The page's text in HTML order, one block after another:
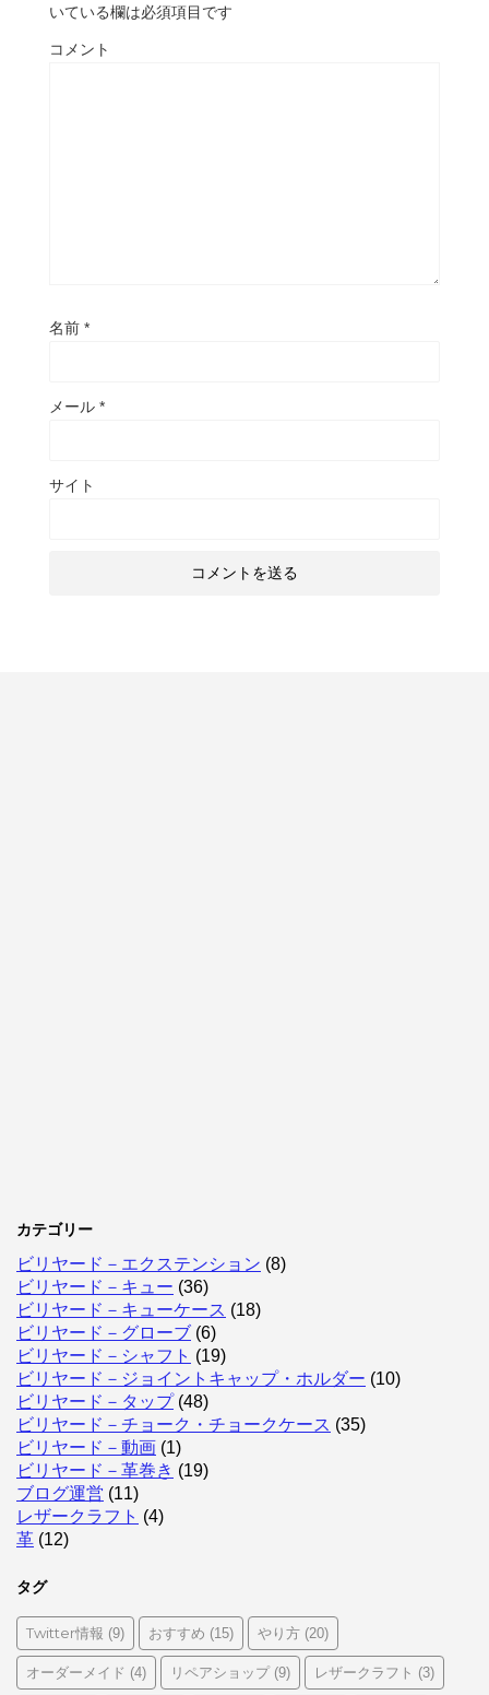
いている欄は必須項目です
コメント
名前 *
メール *
サイト
カテゴリー
ビリヤード－エクステンション (8)
ビリヤード－キュー (36)
ビリヤード－キューケース (18)
ビリヤード－グローブ (6)
ビリヤード－シャフト (19)
ビリヤード－ジョイントキャップ・ホルダー (10)
ビリヤード－タップ(48)
ビリヤード－チョーク・チョークケース (35)
ビリヤード－動画 (1)
ビリヤード－革巻き (19)
ブログ運営 (11)
レザークラフト (4)
革 (12)
タグ
Twitter情報 (9) おすすめ (15) やり方 (20)
オーダーメイド (4) リペアショップ(9) レザークラフト (3)